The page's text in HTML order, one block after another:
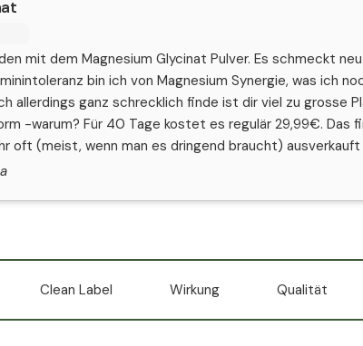
mit dem Magnesium Glycinat Pulver. Es schmeckt
bin ich von Magnesium Synergie, was ich
allerdings ganz schrecklich finde ist dir viel zu grosse
-warum? Für 40 Tage kostet es regulär 29,99€. Das
oft (meist, wenn man es dringend braucht)
Clean Label Wirkung Qualität